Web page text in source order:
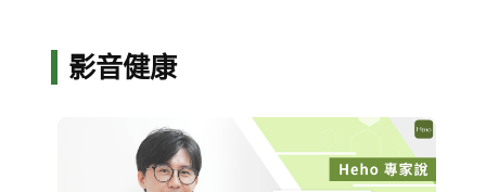
影音健康